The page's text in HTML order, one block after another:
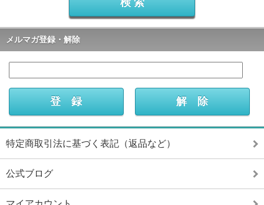
メルマガ登録・解除
特定商取引法に基づく表記（返品など）
公式ブログ